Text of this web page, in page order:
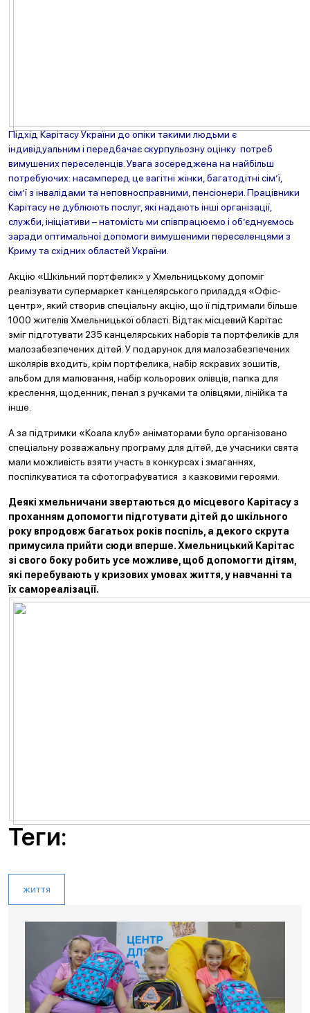
Підхід Карітасу України до опіки такими людьми є
індивідуальним і передбачає скурпульозну оцінку потреб
вимушених переселенців. Увага зосереджена на найбільш
потребуючих: насамперед це вагітні жінки, багатодітні сім’ї,
сім’ї з інвалідами та неповносправними, пенсіонери. Працівники
Карітасу не дублюють послуг, які надають інші організації,
служби, ініціативи – натомість ми співпрацюємо і об’єднуємось
заради оптимальної допомоги вимушеними переселенцями з
Криму та східних областей України.
Акцію «Шкільний портфелик» у Хмельницькому допоміг
реалізувати супермаркет канцелярського приладдя «Офіс-
центр», який створив спеціальну акцію, що її підтримали більше
1000 жителів Хмельницької області. Відтак місцевий Карітас
зміг підготувати 235 канцелярських наборів та портфеликів для
малозабезпечених дітей. У подарунок для малозабезпечених
школярів входить, крім портфелика, набір яскравих зошитів,
альбом для малювання, набір кольорових олівців, папка для
креслення, щоденник, пенал з ручками та олівцями, лінійка та
інше.
А за підтримки «Коала клуб» аніматорами було організовано
спеціальну розважальну програму для дітей, де учасники свята
мали можливість взяти участь в конкурсах і змаганнях,
поспілкуватися та сфотографуватися з казковими героями.
Деякі хмельничани звертаються до місцевого Карітасу з
проханням допомогти підготувати дітей до шкільного
року впродовж багатьох років поспіль, а декого скрута
примусила прийти сюди вперше. Хмельницький Карітас
зі свого боку робить усе можливе, щоб допомогти дітям,
які перебувають у кризових умовах життя, у навчанні та
їх самореалізації.
Теги:
життя